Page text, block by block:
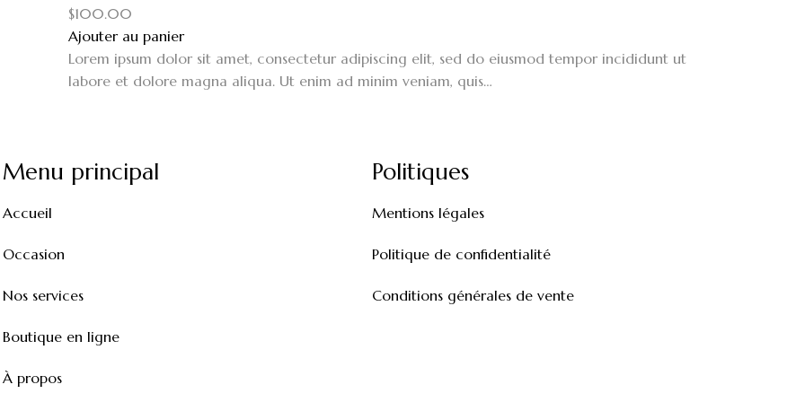
$100.00
Ajouter au panier
Lorem ipsum dolor sit amet, consectetur adipiscing elit, sed do eiusmod tempor incididunt ut
labore et dolore magna aliqua. Ut enim ad minim veniam, quis…
Menu principal
Accueil
Occasion
Nos services
Boutique en ligne
À propos
Politiques
Mentions légales
Politique de confidentialité
Conditions générales de vente